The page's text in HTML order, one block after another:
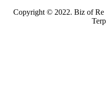
Copyright © 2022. Biz of Re